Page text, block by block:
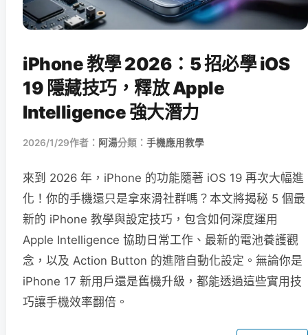
iPhone 教學 2026：5 招必學 iOS
19 隱藏技巧，釋放 Apple
Intelligence 強大潛力
2026/1/29作者： 阿湯分類： 手機應用教學
來到 2026 年，iPhone 的功能隨著 iOS 19 再次大幅進
化！你的手機還只是拿來滑社群嗎？本文將揭秘 5 個最
新的 iPhone 教學與設定技巧，包含如何深度運用
Apple Intelligence 協助日常工作、最新的電池養護觀
念，以及 Action Button 的進階自動化設定。無論你是
iPhone 17 新用戶還是舊機升級，都能透過這些實用技
巧讓手機效率翻倍。